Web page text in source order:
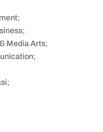
Media Arts;